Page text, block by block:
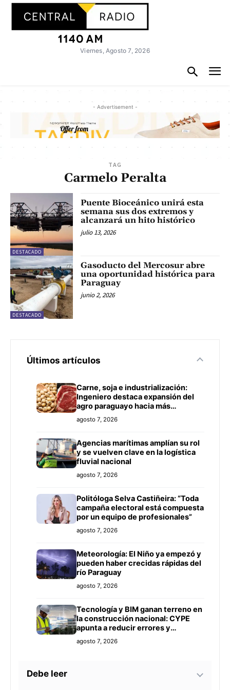
Viernes, Agosto 7, 2026
- Advertisement -
TAG
Carmelo Peralta
DESTACADO
Puente Bioceánico unirá esta
semana sus dos extremos y
alcanzará un hito histórico
julio 13, 2026
DESTACADO
Gasoducto del Mercosur abre
una oportunidad histórica para
Paraguay
junio 2, 2026
Últimos artículos
Carne, soja e industrialización:
Ingeniero destaca expansión del
agro paraguayo hacia más
mercados
agosto 7, 2026
Agencias marítimas amplían su rol
y se vuelven clave en la logística
fluvial nacional
agosto 7, 2026
Politóloga Selva Castiñeira: “Toda
campaña electoral está compuesta
por un equipo de profesionales”
agosto 7, 2026
Meteorología: El Niño ya empezó y
pueden haber crecidas rápidas del
río Paraguay
agosto 7, 2026
Tecnología y BIM ganan terreno en
la construcción nacional: CYPE
apunta a reducir errores y
sobrecostos
agosto 7, 2026
Debe leer